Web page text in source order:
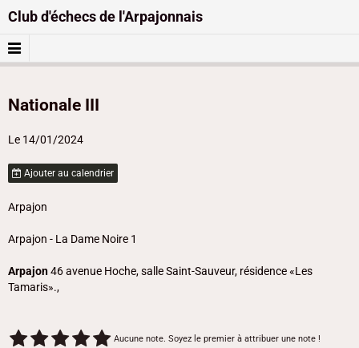
Club d'échecs de l'Arpajonnais
Nationale III
Le 14/01/2024
Ajouter au calendrier
Arpajon
Arpajon - La Dame Noire 1
Arpajon46 avenue Hoche, salle Saint-Sauveur, résidence «Les
Tamaris».,
Aucune note. Soyez le premier à attribuer une note !